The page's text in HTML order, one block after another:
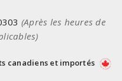
(Après les heures de
canadiens et importés